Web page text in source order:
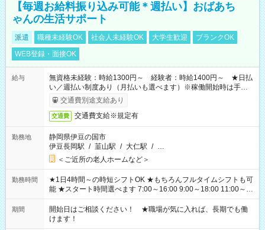
【毎週お給料振り込み可能＊週払い】おばあち
ゃんの生活サポート
派遣 職種未経験OK 社会人未経験OK 大学生歓迎
ブランクOK
WEB登録・面接OK
給与
無資格未経験：時給1300円～ 経験者：時給1400円～ ★日払
い／週払い制度あり（月払いも選べます）※稼働開始時は手続き
完了次第のお支払いとなります。
交通費別途支給あり
交通費 交通費支給※規定有
勤務地
静岡県伊豆の国市
伊豆長岡駅 / 韮山駅 / 大仁駅 / …
＜ご近所の老人ホームなど＞
勤務時間
★1日4時間～の時短シフトOK ★もちろんフルタイムシフトも可
能 ★スタート時間選べます 7:00～16:00 9:00～18:00 11:00～
20:00 など 残業なし！ ※Wワークの場合、他のお仕事と合わせ
週40時間超の就業はご案内できません ※法令に基づき、週20時
間以上勤務は社会保険への加入対象となります ※労働者派遣法
（日雇い派遣の原則禁止）により、短時間・短期間の就業はご
期間
開始日はご相談ください！ ★職場が気に入れば、長期でも働
けます！